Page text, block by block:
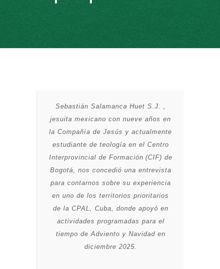
Sebastián Salamanca Huet S.J. ,
jesuita mexicano con nueve años en
la Compañía de Jesús y actualmente
estudiante de teología en el Centro
Interprovincial de Formación (CIF) de
Bogotá, nos concedió una entrevista
para contarnos sobre su experiencia
en uno de los territorios prioritarios
de la CPAL, Cuba, donde apoyó en
actividades programadas para el
tiempo de Adviento y Navidad en
diciembre 2025.